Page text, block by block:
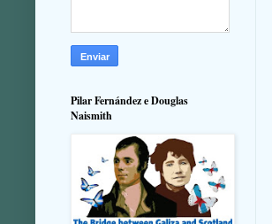
Pilar Fernández e Douglas
Naismith